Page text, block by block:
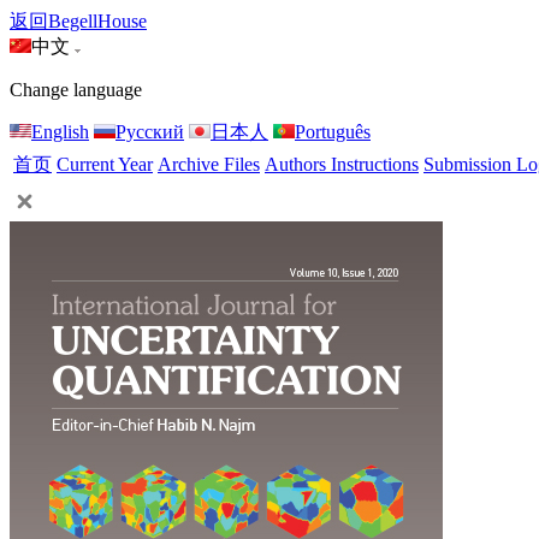
返回BegellHouse
中文
Change language
English Русский 日本人
Português
首页 Current Year Archive Files Authors Instructions Submission